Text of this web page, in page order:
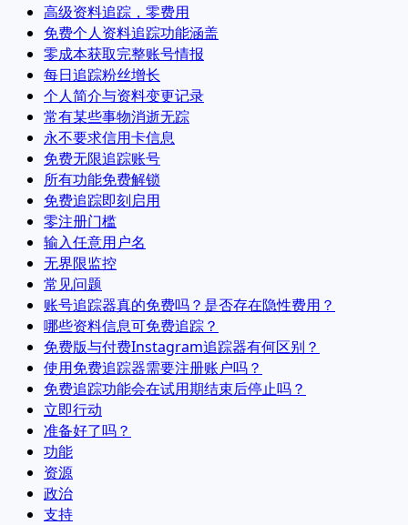
高级资料追踪，零费用
免费个人资料追踪功能涵盖
零成本获取完整账号情报
每日追踪粉丝增长
个人简介与资料变更记录
常有某些事物消逝无踪
永不要求信用卡信息
免费无限追踪账号
所有功能免费解锁
免费追踪即刻启用
零注册门槛
输入任意用户名
无界限监控
常见问题
账号追踪器真的免费吗？是否存在隐性费用？
哪些资料信息可免费追踪？
免费版与付费Instagram追踪器有何区别？
使用免费追踪器需要注册账户吗？
免费追踪功能会在试用期结束后停止吗？
立即行动
准备好了吗？
功能
资源
政治
支持